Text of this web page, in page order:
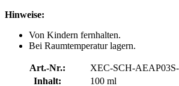
Hinweise:
Von Kindern fernhalten.
Bei Raumtemperatur lagern.
Art.-Nr.:
XEC-SCH-
Inhalt:
100 ml